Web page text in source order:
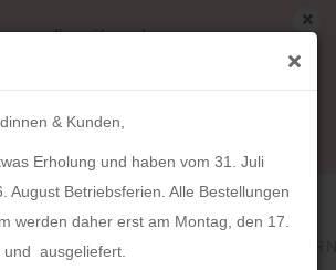
& Kunden,
Erholung und haben vom 31. Juli
August Betriebsferien. Alle Bestellungen
werden daher erst am Montag, den 17.
ausgeliefert.
die während unserer
Juli ab 12:00 Uhr bis 16.
werden, werden ab Montag,
und versendet.
weiter »
Letzter »
(45mm)